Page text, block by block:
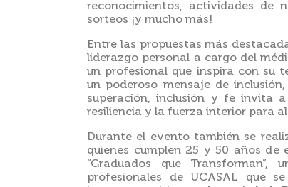
reconocimientos, actividades de
sorteos ¡y mucho más!
Entre las propuestas más
liderazgo personal a cargo del
un profesional que inspira con su
un poderoso mensaje de
superación, inclusión y fe invita
resiliencia y la fuerza interior para
Durante el evento también se
quienes cumplen 25 y 50 años de
“Graduados que
profesionales de UCASAL que